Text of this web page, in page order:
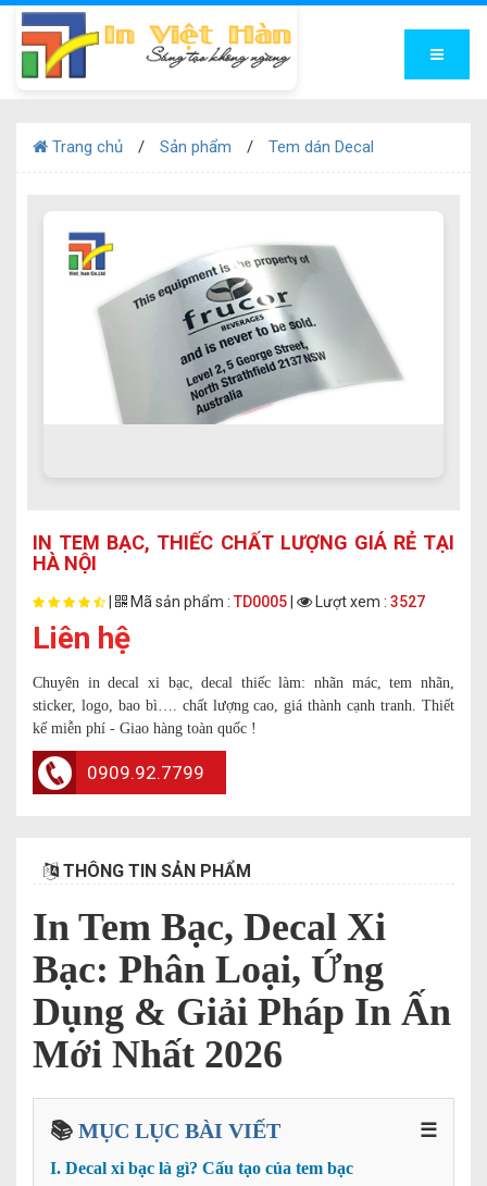
Trang chủ Sản phẩm Tem dán Decal
IN TEM BẠC, THIẾC CHẤT LƯỢNG GIÁ RẺ TẠI
HÀ NỘI
Mã sản phẩm : TD0005 Lượt xem : 3527
Liên hệ
Chuyên in decal xi bạc, decal thiếc làm: nhãn mác, tem nhãn,
sticker, logo, bao bì…. chất lượng cao, giá thành cạnh tranh. Thiết
kế miễn phí - Giao hàng toàn quốc !
0909.92.7799
THÔNG TIN SẢN PHẨM
In Tem Bạc, Decal Xi
Bạc: Phân Loại, Ứng
Dụng & Giải Pháp In Ấn
Mới Nhất 2026
📚 MỤC LỤC BÀI VIẾT ☰
I. Decal xi bạc là gì? Cấu tạo của tem bạc